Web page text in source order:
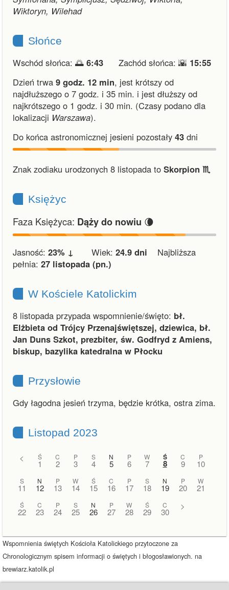
Wiktoryn, Wilehad
Słońce
Wschód słońca: 🌅 6:43 Zachód słońca: 🌇 15:55
Dzień trwa 9 godz. 12 min, jest krótszy od
najdłuższego o 7 godz. i 35 min. i jest dłuższy od
najkrótszego o 1 godz. i 30 min. (Czasy podano dla
lokalizacji Warszawa).
Do końca astronomicznej jesieni pozostały 43 dni
Znak zodiaku urodzonych 8 listopada to Skorpion ♏︎
Księżyc
Faza Księżyca: Dąży do nowiu 🌘
Jasność: 23% ↓ Wiek: 24.9 dni Najbliższa
pełnia: 27 listopada (pn.)
W Kościele Katolickim
8 listopada przypada wspomnienie/święto: bł.
Elżbieta od Trójcy Przenajświętszej, dziewica, bł.
Jan Duns Szkot, prezbiter, św. Godfryd z Amiens,
biskup, bazylika katedralna w Płocku
Przysłowie
Gdy łagodna jesień trzyma, będzie krótka, ostra zima.
Listopad 2023
< Ś
1
C
2
P
3
S
4
N
5
P
6
W
7
Ś
8
C
9
P
10
S
11
N
12
P
13
W
14
Ś
15
C
16
P
17
S
18
N
19
P
20
W
21
Ś
22
C
23
P
24
S
25
N
26
P
27
W
28
Ś
29
C
30
>
Wspomnienia świętych Kościoła Katolickiego przytoczone za
Chronologicznym spisem informacji o świętych i błogosławionych. na
brewiarz.katolik.pl